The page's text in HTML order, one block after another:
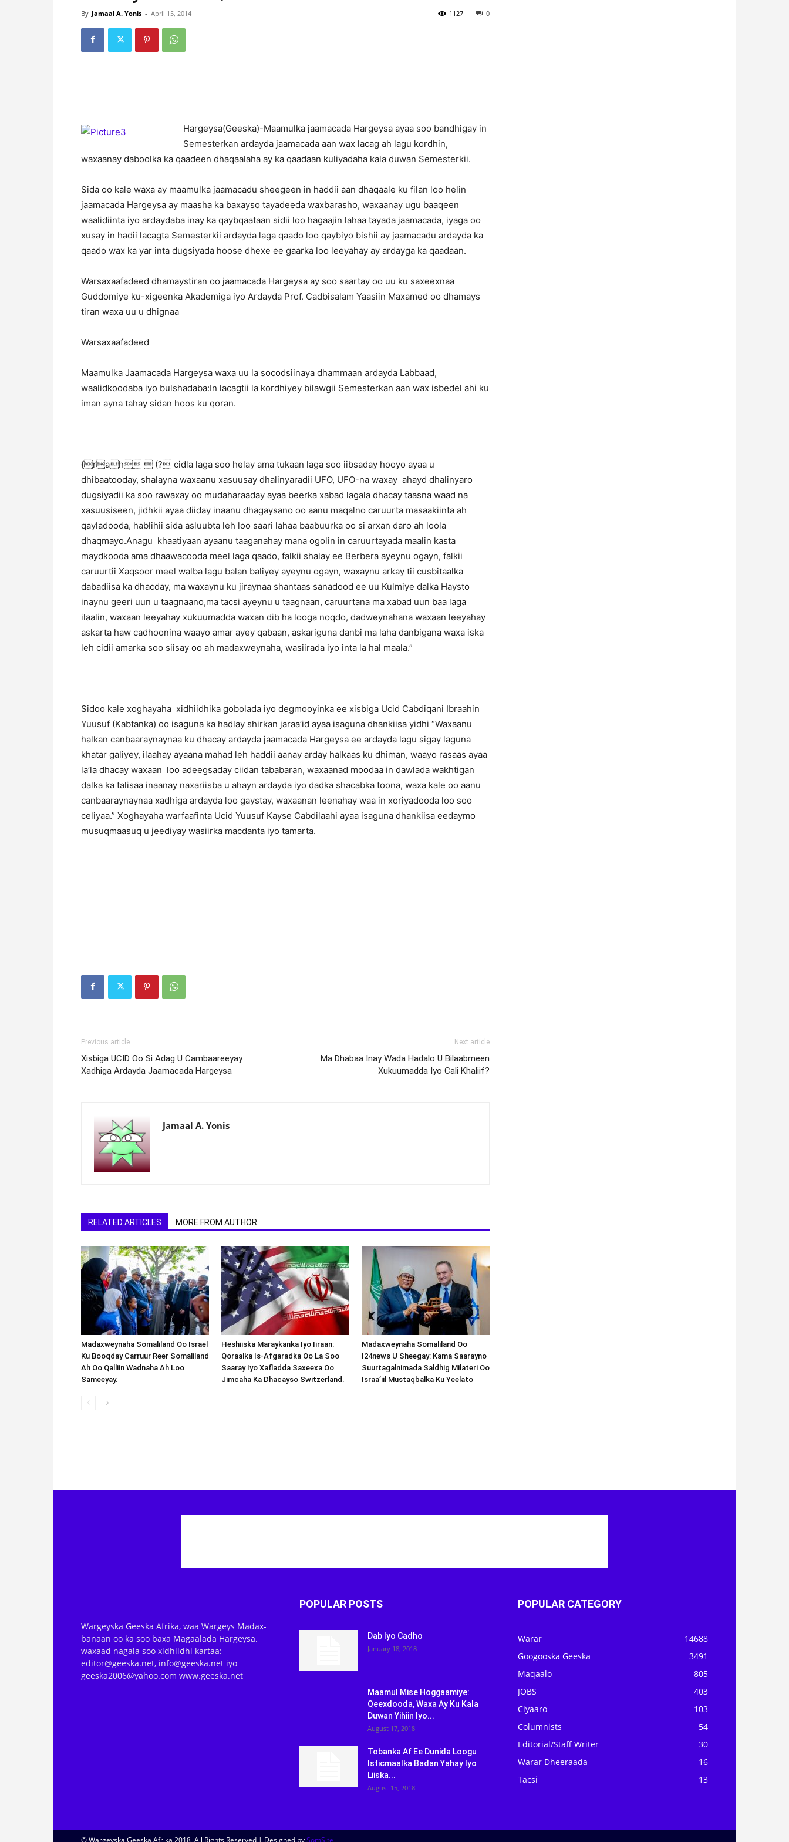
By Jamaal A. Yonis - April 15, 2014 0
1127
Hargeysa(Geeska)-Maamulka jaamacada Hargeysa ayaa soo bandhigay in
Semesterkan ardayda jaamacada aan wax lacag ah lagu kordhin,
waxaanay daboolka ka qaadeen dhaqaalaha ay ka qaadaan kuliyadaha kala duwan Semesterkii.
Sida oo kale waxa ay maamulka jaamacadu sheegeen in haddii aan dhaqaale ku filan loo helin
jaamacada Hargeysa ay maasha ka baxayso tayadeeda waxbarasho, waxaanay ugu baaqeen
waalidiinta iyo ardaydaba inay ka qaybqaataan sidii loo hagaajin lahaa tayada jaamacada, iyaga oo
xusay in hadii lacagta Semesterkii ardayda laga qaado loo qaybiyo bishii ay jaamacadu ardayda ka
qaado wax ka yar inta dugsiyada hoose dhexe ee gaarka loo leeyahay ay ardayga ka qaadaan.
Warsaxaafadeed dhamaystiran oo jaamacada Hargeysa ay soo saartay oo uu ku saxeexnaa
Guddomiye ku-xigeenka Akademiga iyo Ardayda Prof. Cadbisalam Yaasiin Maxamed oo dhamays
tiran waxa uu u dhignaa
Warsaxaafadeed
Maamulka Jaamacada Hargeysa waxa uu la socodsiinaya dhammaan ardayda Labbaad,
waalidkoodaba iyo bulshadaba:In lacagtii la kordhiyey bilawgii Semesterkan aan wax isbedel ahi ku
iman ayna tahay sidan hoos ku qoran.
{rah  (? cidla laga soo helay ama tukaan laga soo iibsaday hooyo ayaa u
dhibaatooday, shalayna waxaanu xasuusay dhalinyaradii UFO, UFO-na waxay ahayd dhalinyaro
dugsiyadii ka soo rawaxay oo mudaharaaday ayaa beerka xabad lagala dhacay taasna waad na
xasuusiseen, jidhkii ayaa diiday inaanu dhagaysano oo aanu maqalno caruurta masaakiinta ah
qayladooda, hablihii sida asluubta leh loo saari lahaa baabuurka oo si arxan daro ah loola
dhaqmayo.Anagu khaatiyaan ayaanu taaganahay mana ogolin in caruurtayada maalin kasta
maydkooda ama dhaawacooda meel laga qaado, falkii shalay ee Berbera ayeynu ogayn, falkii
caruurtii Xaqsoor meel walba lagu balan baliyey ayeynu ogayn, waxaynu arkay tii cusbitaalka
dabadiisa ka dhacday, ma waxaynu ku jiraynaa shantaas sanadood ee uu Kulmiye dalka Haysto
inaynu geeri uun u taagnaano,ma tacsi ayeynu u taagnaan, caruurtana ma xabad uun baa laga
ilaalin, waxaan leeyahay xukuumadda waxan dib ha looga noqdo, dadweynahana waxaan leeyahay
askarta haw cadhoonina waayo amar ayey qabaan, askariguna danbi ma laha danbigana waxa iska
leh cidii amarka soo siisay oo ah madaxweynaha, wasiirada iyo inta la hal maala.”
Sidoo kale xoghayaha xidhiidhika gobolada iyo degmooyinka ee xisbiga Ucid Cabdiqani Ibraahin
Yuusuf (Kabtanka) oo isaguna ka hadlay shirkan jaraa’id ayaa isaguna dhankiisa yidhi “Waxaanu
halkan canbaaraynaynaa ku dhacay ardayda jaamacada Hargeysa ee ardayda lagu sigay laguna
khatar galiyey, ilaahay ayaana mahad leh haddii aanay arday halkaas ku dhiman, waayo rasaas ayaa
la’la dhacay waxaan loo adeegsaday ciidan tababaran, waxaanad moodaa in dawlada wakhtigan
dalka ka talisaa inaanay naxariisba u ahayn ardayda iyo dadka shacabka toona, waxa kale oo aanu
canbaaraynaynaa xadhiga ardayda loo gaystay, waxaanan leenahay waa in xoriyadooda loo soo
celiyaa.” Xoghayaha warfaafinta Ucid Yuusuf Kayse Cabdilaahi ayaa isaguna dhankiisa eedaymo
musuqmaasuq u jeediyay wasiirka macdanta iyo tamarta.
Previous article
Xisbiga UCID Oo Si Adag U Cambaareeyay
Xadhiga Ardayda Jaamacada Hargeysa
Next article
Ma Dhabaa Inay Wada Hadalo U Bilaabmeen
Xukuumadda Iyo Cali Khaliif?
Jamaal A. Yonis
RELATED ARTICLES MORE FROM AUTHOR
Madaxweynaha Somaliland Oo Israel
Ku Booqday Carruur Reer Somaliland
Ah Oo Qalliin Wadnaha Ah Loo
Sameeyay.
Heshiiska Maraykanka Iyo Iiraan:
Qoraalka Is-Afgaradka Oo La Soo
Saaray Iyo Xafladda Saxeexa Oo
Jimcaha Ka Dhacayso Switzerland.
Madaxweynaha Somaliland Oo
I24news U Sheegay: Kama Saarayno
Suurtagalnimada Saldhig Milateri Oo
Israa’iil Mustaqbalka Ku Yeelato
Wargeyska Geeska Afrika, waa Wargeys Madax-
banaan oo ka soo baxa Magaalada Hargeysa.
waxaad nagala soo xidhiidhi kartaa:
editor@geeska.net, info@geeska.net iyo
geeska2006@yahoo.com www.geeska.net
POPULAR POSTS
Dab Iyo Cadho
January 18, 2018
Maamul Mise Hoggaamiye:
Qeexdooda, Waxa Ay Ku Kala
Duwan Yihiin Iyo...
August 17, 2018
Tobanka Af Ee Dunida Loogu
Isticmaalka Badan Yahay Iyo
Liiska...
August 15, 2018
POPULAR CATEGORY
Warar
14688
Googooska Geeska
3491
Maqaalo
805
JOBS
403
Ciyaaro
103
Columnists
54
Editorial/Staff Writer
30
Warar Dheeraada
16
Tacsi
13
© Wargeyska Geeska Afrika 2018, All Rights Reserved | Designed bySomSite